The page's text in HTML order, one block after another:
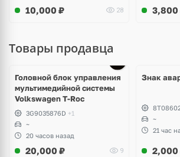
10,000 ₽ 28 3,800
Товары продавца
Головной блок управления
мультимедийной системы
Volkswagen T-Roc
3G9035876D +1
~
20 часов назад
20,000 ₽ 9
Знак
~
21 час
2,000